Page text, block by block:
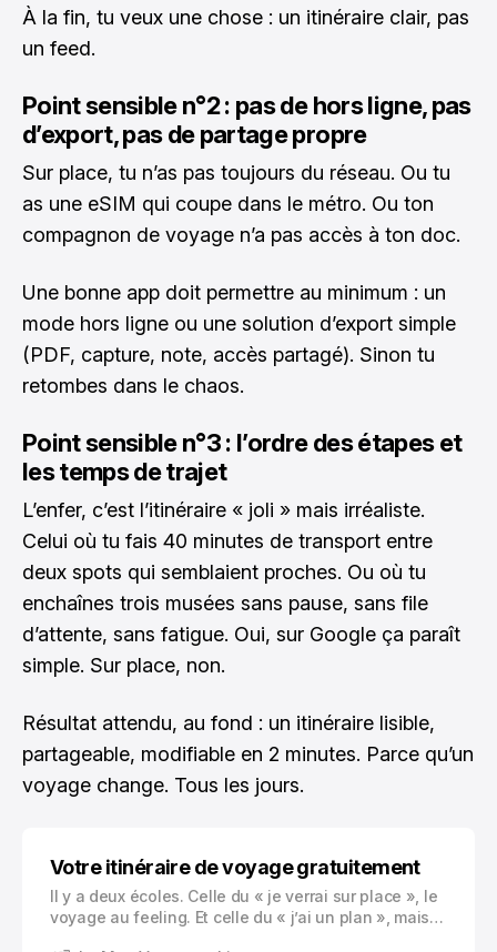
À la fin, tu veux une chose : un itinéraire clair, pas
un feed.
Point sensible n°2 : pas de hors ligne, pas
d’export, pas de partage propre
Sur place, tu n’as pas toujours du réseau. Ou tu
as une eSIM qui coupe dans le métro. Ou ton
compagnon de voyage n’a pas accès à ton doc.
Une bonne app doit permettre au minimum : un
mode hors ligne ou une solution d’export simple
(PDF, capture, note, accès partagé). Sinon tu
retombes dans le chaos.
Point sensible n°3 : l’ordre des étapes et
les temps de trajet
L’enfer, c’est l’itinéraire « joli » mais irréaliste.
Celui où tu fais 40 minutes de transport entre
deux spots qui semblaient proches. Ou où tu
enchaînes trois musées sans pause, sans file
d’attente, sans fatigue. Oui, sur Google ça paraît
simple. Sur place, non.
Résultat attendu, au fond : un itinéraire lisible,
partageable, modifiable en 2 minutes. Parce qu’un
voyage change. Tous les jours.
Votre itinéraire de voyage gratuitement
Il y a deux écoles. Celle du « je verrai sur place », le
voyage au feeling. Et celle du « j’ai un plan », mais